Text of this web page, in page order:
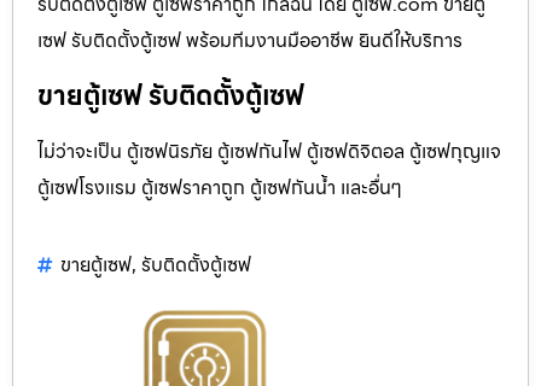
เซฟ รับติดตั้งตู้เซฟ พร้อมทีมงานมืออาชีพ ยินดีให้บริการ
ขายตู้เซฟ รับติดตั้งตู้เซฟ
ไม่ว่าจะเป็น ตู้เซฟนิรภัย ตู้เซฟกันไฟ ตู้เซฟดิจิตอล ตู้เซฟกุญแจ
ตู้เซฟโรงแรม ตู้เซฟราคาถูก ตู้เซฟกันน้ำ และอื่นๆ
ขายตู้เซฟ, รับติดตั้งตู้เซฟ